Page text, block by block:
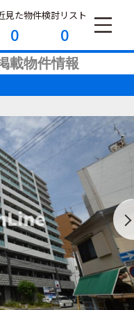
見た物件
0
検討リスト
0
載物件情報